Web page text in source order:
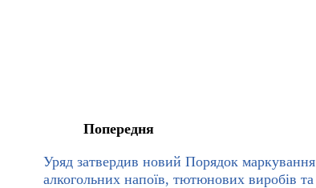
Попередня
Уряд затвердив новий Порядок маркування
алкогольних напоїв, тютюнових виробів та